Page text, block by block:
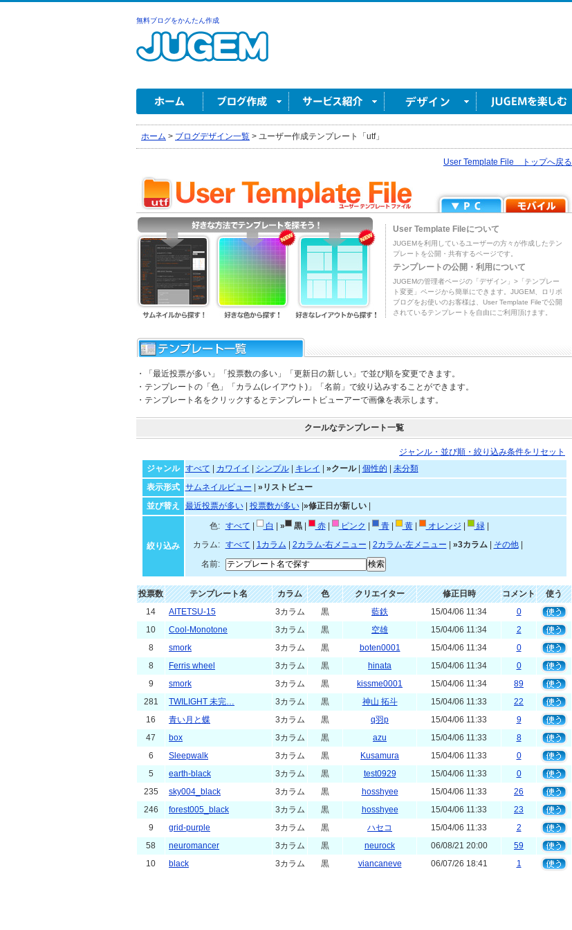
無料ブログをかんたん作成
ホーム > ブログデザイン一覧 > ユーザー作成テンプレート「utf」
User Template File トップへ戻る
User Template Fileについて
JUGEMを利用しているユーザーの方々が作成したテン
プレートを公開・共有するページです。
テンプレートの公開・利用について
JUGEMの管理者ページの「デザイン」>「テンプレー
ト変更」ページから簡単にできます。JUGEM、ロリポ
ブログをお使いのお客様は、User Template Fileで公開
されているテンプレートを自由にご利用頂けます。
・「最近投票が多い」「投票数の多い」「更新日の新しい」で並び順を変更できます。
・テンプレートの「色」「カラム(レイアウト)」「名前」で絞り込みすることができます。
・テンプレート名をクリックするとテンプレートビューアーで画像を表示します。
クールなテンプレート一覧
ジャンル・並び順・絞り込み条件をリセット
ジャンル
すべて カワイイ シンプル| キレイ »クール| 個性的
未分類
表示形式
サムネイルビュー
»リストビュー
並び替え
最近投票が多い| 投票数が多い| »修正日が新しい|
絞り込み
色: すべて 白 » 黒| 赤| ピンク 青| 黄| オレンジ 緑|
カラム:
すべて 1カラム 2カラム-右メニュー 2カラム-左メニュー »3カラム| その他|
名前:
投票数 テンプレート名 カラム 色 クリエイター 修正日時 コメント
使う
14
AITETSU-15 3カラム 黒 藍鉄 15/04/06 11:34
0
10
Cool-Monotone 3カラム 黒 空雄 15/04/06 11:34
2
8
smork 3カラム 黒 boten0001 15/04/06 11:34
0
8
Ferris wheel 3カラム 黒 hinata 15/04/06 11:34
0
9
smork 3カラム 黒 kissme0001 15/04/06 11:34
89
281
TWILIGHT 未完… 3カラム 黒 神山 拓斗 15/04/06 11:33
22
16
青い月と蝶 3カラム 黒 q羽p 15/04/06 11:33
9
47
box 3カラム 黒 azu 15/04/06 11:33
8
6
Sleepwalk 3カラム 黒 Kusamura 15/04/06 11:33
0
5
earth-black 3カラム 黒 test0929 15/04/06 11:33
0
235
sky004_black 3カラム 黒 hosshyee 15/04/06 11:33
26
246
forest005_black 3カラム 黒 hosshyee 15/04/06 11:33
23
9
grid-purple 3カラム 黒 ハセコ 15/04/06 11:33
2
58
neuromancer 3カラム 黒 neurock 06/08/21 20:00
59
10
black 3カラム 黒 viancaneve 06/07/26 18:41 1